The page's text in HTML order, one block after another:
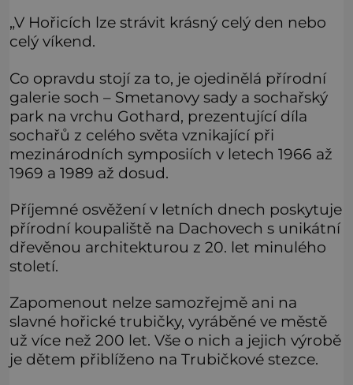
„V Hořicích lze strávit krásný celý den nebo
celý víkend.
Co opravdu stojí za to, je ojedinělá přírodní
galerie soch – Smetanovy sady a sochařský
park na vrchu Gothard, prezentující díla
sochařů z celého světa vznikající při
mezinárodních symposiích v letech 1966 až
1969 a 1989 až dosud.
Příjemné osvěžení v letních dnech poskytuje
přírodní koupaliště na Dachovech s unikátní
dřevěnou architekturou z 20. let minulého
století.
Zapomenout nelze samozřejmě ani na
slavné hořické trubičky, vyráběné ve městě
už více než 200 let. Vše o nich a jejich výrobě
je dětem přiblíženo na Trubičkové stezce.